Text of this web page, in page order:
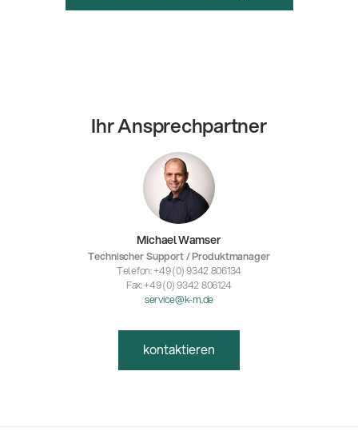
Ihr Ansprechpartner
Michael Wamser
Technischer Support / Produktmanager
Telefon: +49 (0) 9342 806134
Fax: +49 (0) 9342 806124
service@k-m.de
kontaktieren